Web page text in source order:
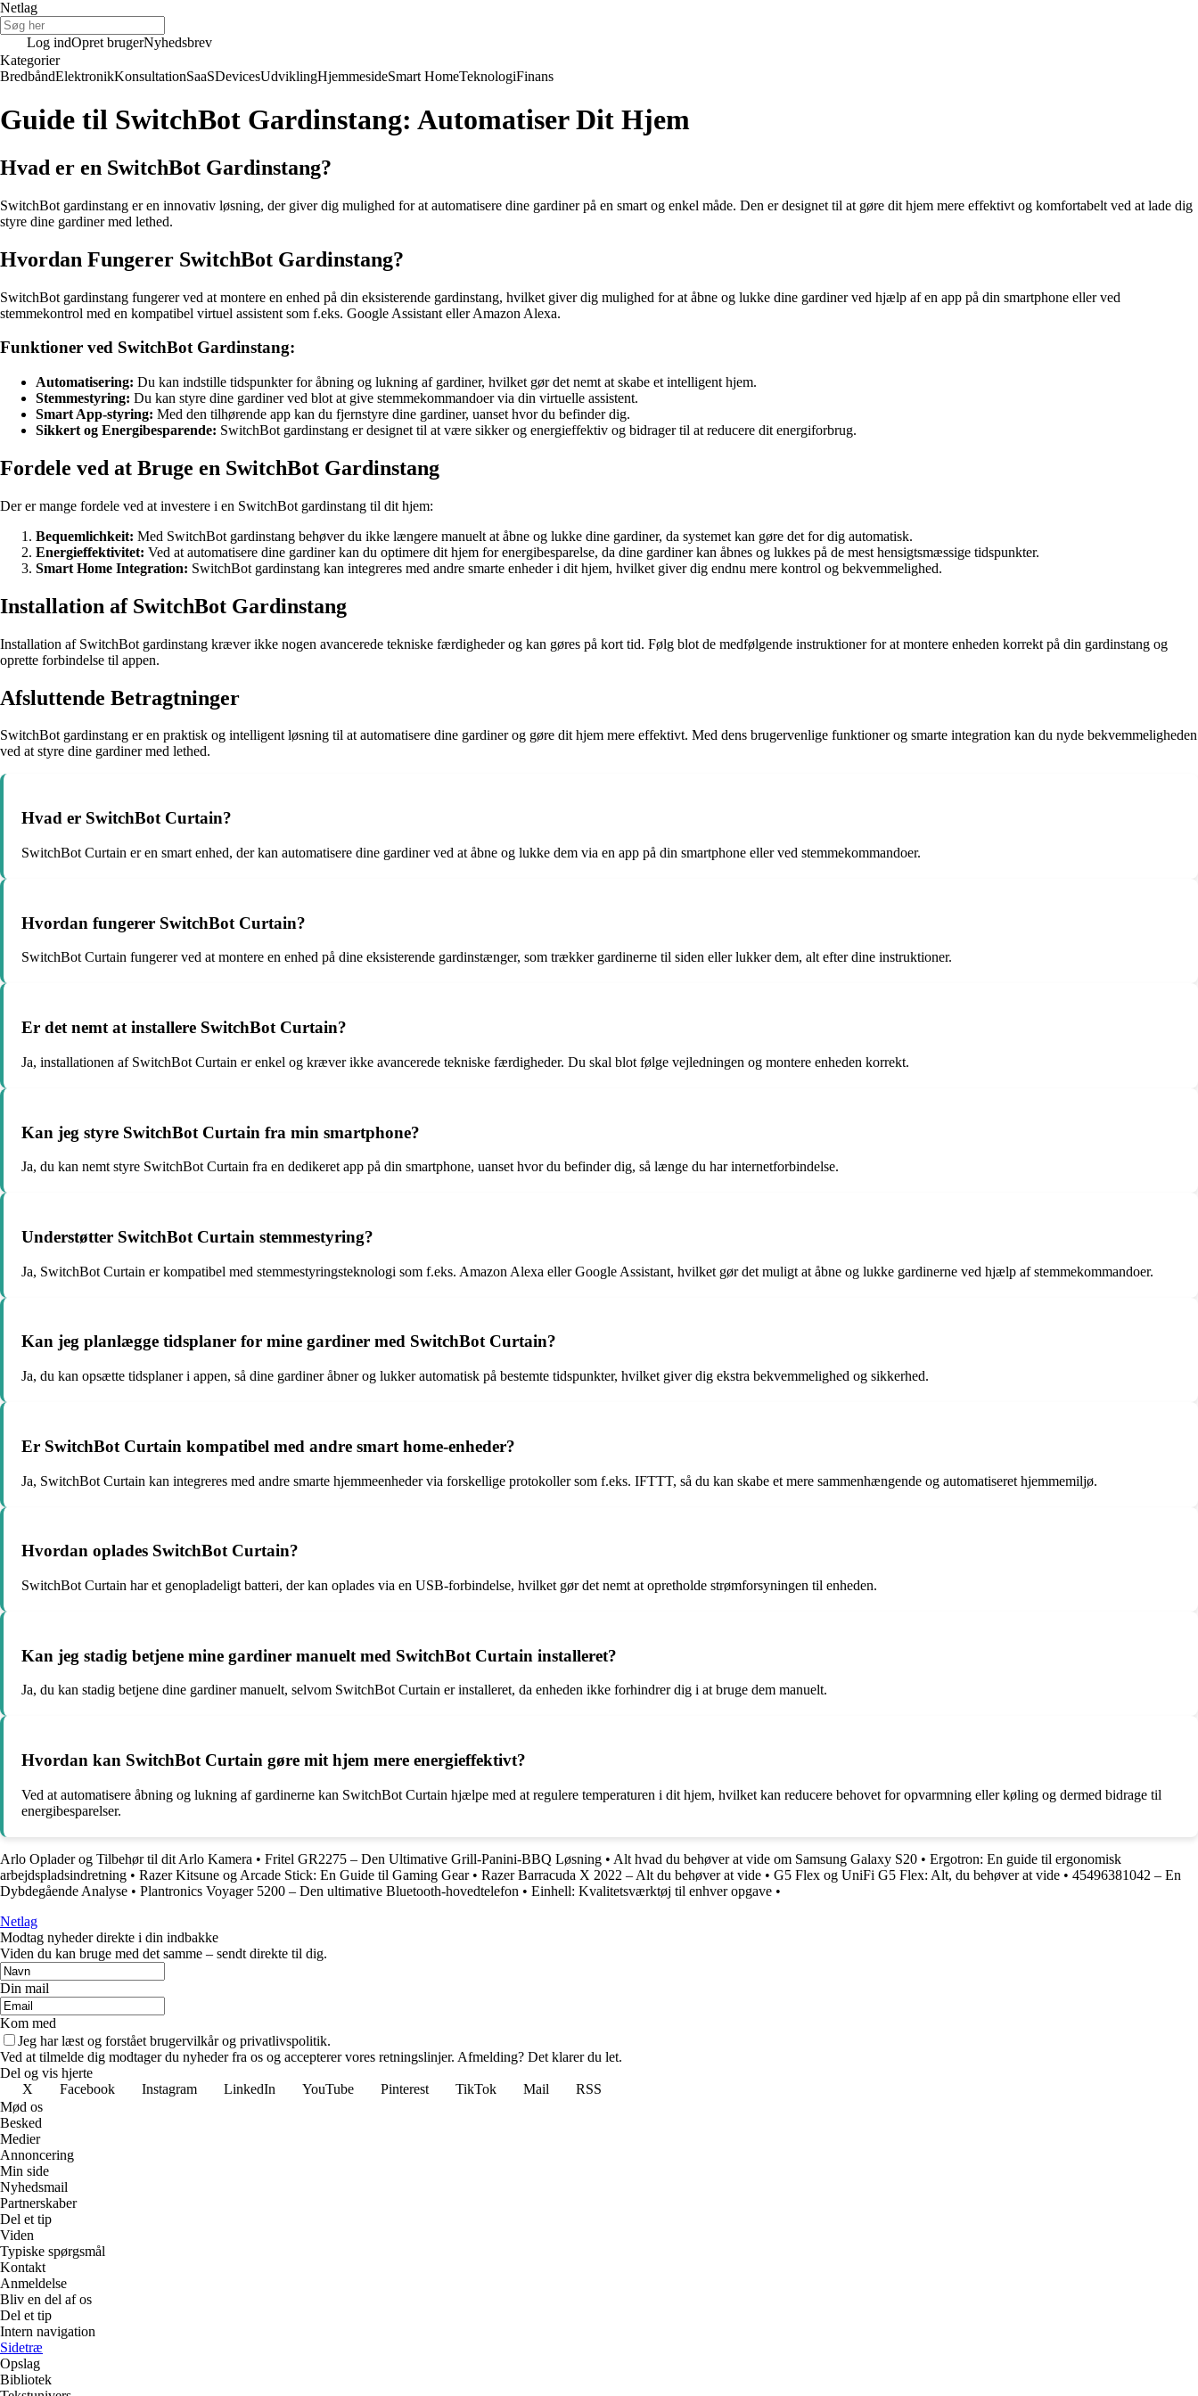
Netlag
Log indOpret brugerNyhedsbrev
Kategorier
BredbåndElektronikKonsultationSaaSDevicesUdviklingHjemmesideSmart HomeTeknologiFinans
Guide til SwitchBot Gardinstang: Automatiser Dit Hjem
Hvad er en SwitchBot Gardinstang?
SwitchBot gardinstang er en innovativ løsning, der giver dig mulighed for at automatisere dine gardiner på en smart og enkel måde. Den er designet til at gøre dit hjem mere effektivt og komfortabelt ved at lade dig
styre dine gardiner med lethed.
Hvordan Fungerer SwitchBot Gardinstang?
SwitchBot gardinstang fungerer ved at montere en enhed på din eksisterende gardinstang, hvilket giver dig mulighed for at åbne og lukke dine gardiner ved hjælp af en app på din smartphone eller ved
stemmekontrol med en kompatibel virtuel assistent som f.eks. Google Assistant eller Amazon Alexa.
Funktioner ved SwitchBot Gardinstang:
Automatisering: Du kan indstille tidspunkter for åbning og lukning af gardiner, hvilket gør det nemt at skabe et intelligent hjem.
Stemmestyring: Du kan styre dine gardiner ved blot at give stemmekommandoer via din virtuelle assistent.
Smart App-styring: Med den tilhørende app kan du fjernstyre dine gardiner, uanset hvor du befinder dig.
Sikkert og Energibesparende: SwitchBot gardinstang er designet til at være sikker og energieffektiv og bidrager til at reducere dit energiforbrug.
Fordele ved at Bruge en SwitchBot Gardinstang
Der er mange fordele ved at investere i en SwitchBot gardinstang til dit hjem:
Bequemlichkeit: Med SwitchBot gardinstang behøver du ikke længere manuelt at åbne og lukke dine gardiner, da systemet kan gøre det for dig automatisk.
Energieffektivitet: Ved at automatisere dine gardiner kan du optimere dit hjem for energibesparelse, da dine gardiner kan åbnes og lukkes på de mest hensigtsmæssige tidspunkter.
Smart Home Integration: SwitchBot gardinstang kan integreres med andre smarte enheder i dit hjem, hvilket giver dig endnu mere kontrol og bekvemmelighed.
Installation af SwitchBot Gardinstang
Installation af SwitchBot gardinstang kræver ikke nogen avancerede tekniske færdigheder og kan gøres på kort tid. Følg blot de medfølgende instruktioner for at montere enheden korrekt på din gardinstang og
oprette forbindelse til appen.
Afsluttende Betragtninger
SwitchBot gardinstang er en praktisk og intelligent løsning til at automatisere dine gardiner og gøre dit hjem mere effektivt. Med dens brugervenlige funktioner og smarte integration kan du nyde bekvemmeligheden
ved at styre dine gardiner med lethed.
Hvad er SwitchBot Curtain?
SwitchBot Curtain er en smart enhed, der kan automatisere dine gardiner ved at åbne og lukke dem via en app på din smartphone eller ved stemmekommandoer.
Hvordan fungerer SwitchBot Curtain?
SwitchBot Curtain fungerer ved at montere en enhed på dine eksisterende gardinstænger, som trækker gardinerne til siden eller lukker dem, alt efter dine instruktioner.
Er det nemt at installere SwitchBot Curtain?
Ja, installationen af SwitchBot Curtain er enkel og kræver ikke avancerede tekniske færdigheder. Du skal blot følge vejledningen og montere enheden korrekt.
Kan jeg styre SwitchBot Curtain fra min smartphone?
Ja, du kan nemt styre SwitchBot Curtain fra en dedikeret app på din smartphone, uanset hvor du befinder dig, så længe du har internetforbindelse.
Understøtter SwitchBot Curtain stemmestyring?
Ja, SwitchBot Curtain er kompatibel med stemmestyringsteknologi som f.eks. Amazon Alexa eller Google Assistant, hvilket gør det muligt at åbne og lukke gardinerne ved hjælp af stemmekommandoer.
Kan jeg planlægge tidsplaner for mine gardiner med SwitchBot Curtain?
Ja, du kan opsætte tidsplaner i appen, så dine gardiner åbner og lukker automatisk på bestemte tidspunkter, hvilket giver dig ekstra bekvemmelighed og sikkerhed.
Er SwitchBot Curtain kompatibel med andre smart home-enheder?
Ja, SwitchBot Curtain kan integreres med andre smarte hjemmeenheder via forskellige protokoller som f.eks. IFTTT, så du kan skabe et mere sammenhængende og automatiseret hjemmemiljø.
Hvordan oplades SwitchBot Curtain?
SwitchBot Curtain har et genopladeligt batteri, der kan oplades via en USB-forbindelse, hvilket gør det nemt at opretholde strømforsyningen til enheden.
Kan jeg stadig betjene mine gardiner manuelt med SwitchBot Curtain installeret?
Ja, du kan stadig betjene dine gardiner manuelt, selvom SwitchBot Curtain er installeret, da enheden ikke forhindrer dig i at bruge dem manuelt.
Hvordan kan SwitchBot Curtain gøre mit hjem mere energieffektivt?
Ved at automatisere åbning og lukning af gardinerne kan SwitchBot Curtain hjælpe med at regulere temperaturen i dit hjem, hvilket kan reducere behovet for opvarmning eller køling og dermed bidrage til
energibesparelser.
Arlo Oplader og Tilbehør til dit Arlo Kamera • Fritel GR2275 – Den Ultimative Grill-Panini-BBQ Løsning • Alt hvad du behøver at vide om Samsung Galaxy S20 • Ergotron: En guide til ergonomisk
arbejdspladsindretning • Razer Kitsune og Arcade Stick: En Guide til Gaming Gear• Razer Barracuda X 2022 – Alt du behøver at vide • G5 Flex og UniFi G5 Flex: Alt, du behøver at vide • 45496381042 – En
Dybdegående Analyse • Plantronics Voyager 5200 – Den ultimative Bluetooth-hovedtelefon • Einhell: Kvalitetsværktøj til enhver opgave •
Netlag
Modtag nyheder direkte i din indbakke
Viden du kan bruge med det samme – sendt direkte til dig.
Din mail
Kom med
Jeg har læst og forstået brugervilkår og privatlivspolitik.
Ved at tilmelde dig modtager du nyheder fra os og accepterer vores retningslinjer. Afmelding? Det klarer du let.
Del og vis hjerte
X
Facebook Instagram LinkedIn YouTube Pinterest TikTok Mail
RSS
Mød os
Besked
Medier
Annoncering
Min side
Nyhedsmail
Partnerskaber
Del et tip
Viden
Typiske spørgsmål
Kontakt
Anmeldelse
Bliv en del af os
Del et tip
Intern navigation
Sidetræ
Opslag
Bibliotek